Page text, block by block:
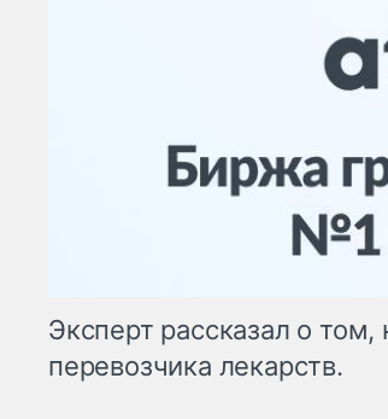
Эксперт рассказал о
перевозчика лекарств.